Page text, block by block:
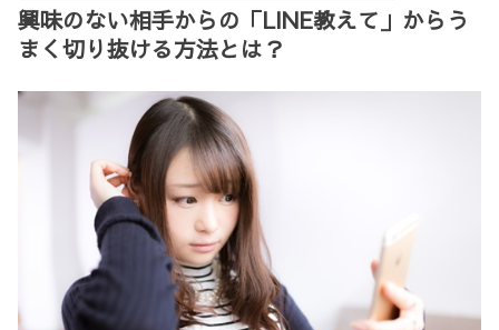
興味のない相手からの「LINE教えて」からう
まく切り抜ける方法とは？